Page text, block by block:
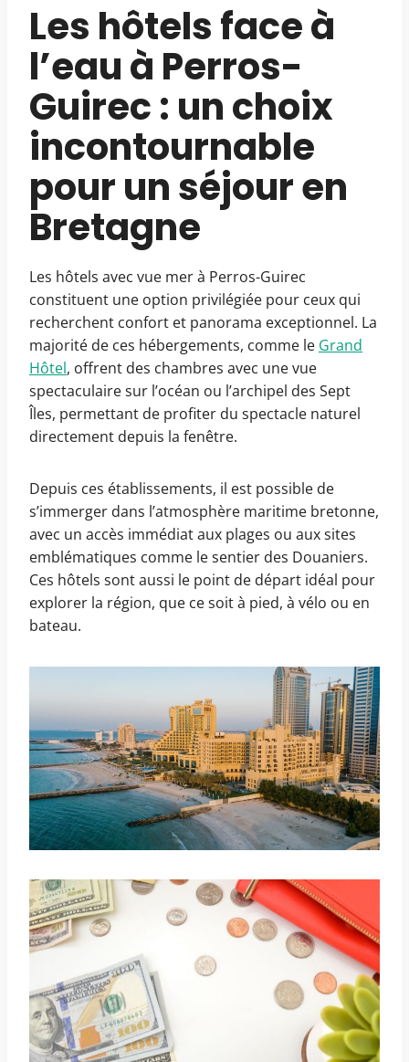
Les hôtels face à
l’eau à Perros-
Guirec : un choix
incontournable
pour un séjour en
Bretagne
Les hôtels avec vue mer à Perros-Guirec
constituent une option privilégiée pour ceux qui
recherchent confort et panorama exceptionnel. La
majorité de ces hébergements, comme le Grand
Hôtel, offrent des chambres avec une vue
spectaculaire sur l’océan ou l’archipel des Sept
Îles, permettant de profiter du spectacle naturel
directement depuis la fenêtre.
Depuis ces établissements, il est possible de
s’immerger dans l’atmosphère maritime bretonne,
avec un accès immédiat aux plages ou aux sites
emblématiques comme le sentier des Douaniers.
Ces hôtels sont aussi le point de départ idéal pour
explorer la région, que ce soit à pied, à vélo ou en
bateau.